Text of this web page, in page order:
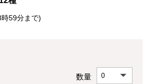
59分まで)
数量